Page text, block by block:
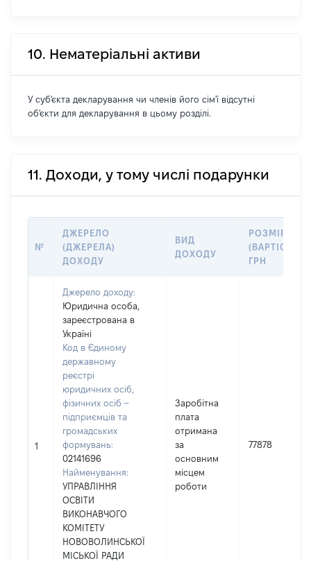
10. Нематеріальні активи
У суб'єкта декларування чи членів його сім'ї відсутні
об'єкти для декларування в цьому розділі.
11. Доходи, у тому числі подарунки
№
ДЖЕРЕЛО
(ДЖЕРЕЛА)
ДОХОДУ
ВИД
ДОХОДУ
РОЗМІР
(ВАРТІСТЬ),
ГРН
1
Джерело доходу:
Юридична особа,
зареєстрована в
Україні
Код в Єдиному
державному
реєстрі
юридичних осіб,
фізичних осіб –
підприємців та
громадських
формувань:
02141696
Найменування:
УПРАВЛІННЯ
ОСВІТИ
ВИКОНАВЧОГО
КОМІТЕТУ
НОВОВОЛИНСЬКОЇ
МІСЬКОЇ РАДИ
Заробітна
плата
отримана
за
основним
місцем
роботи
77878